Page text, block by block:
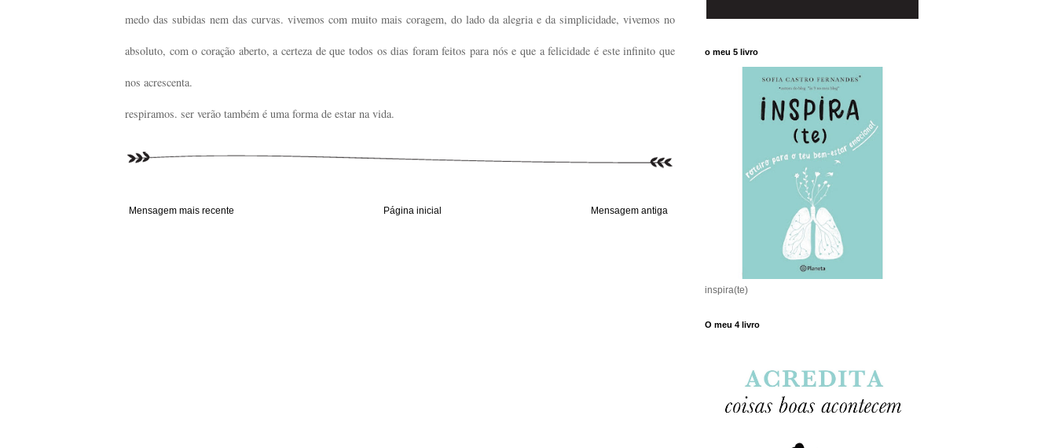
medo das subidas nem das curvas. vivemos com muito mais coragem, do lado da alegria e da simplicidade, vivemos no
absoluto, com o coração aberto, a certeza de que todos os dias foram feitos para nós e que a felicidade é este infinito que
nos acrescenta.
respiramos. ser verão também é uma forma de estar na vida.
Mensagem mais recente Mensagem antiga
Página inicial
o meu 5 livro
inspira(te)
O meu 4 livro